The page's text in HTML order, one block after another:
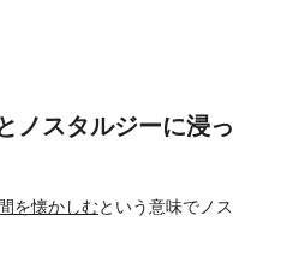
ノスタルジーに浸っ
を懐かしむという意味でノス